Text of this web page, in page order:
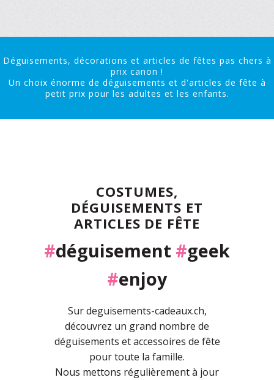
Déguisements, décorations et articles de fêtes pas chers à
prix canon !
Un choix énorme de déguisements et d'articles de fête à
petit prix pour les adultes et les enfants.
COSTUMES,
DÉGUISEMENTS ET
ARTICLES DE FÊTE
#déguisement #geek
#enjoy
Sur deguisements-cadeaux.ch,
découvrez un grand nombre de
déguisements et accessoires de fête
pour toute la famille.
Nous mettons régulièrement à jour